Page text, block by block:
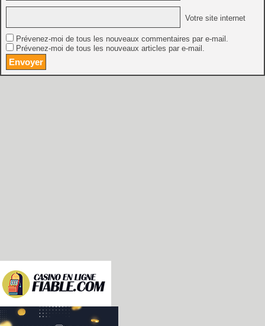
Votre site internet
Prévenez-moi de tous les nouveaux commentaires par e-mail.
Prévenez-moi de tous les nouveaux articles par e-mail.